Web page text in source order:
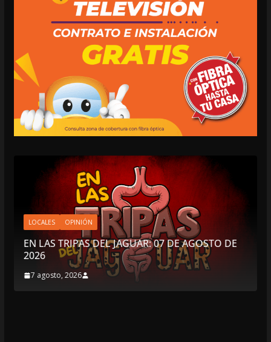
LOCALES OPINIÓN
EN LAS TRIPAS DEL JAGUAR: 07 DE AGOSTO DE
2026
7 agosto, 2026